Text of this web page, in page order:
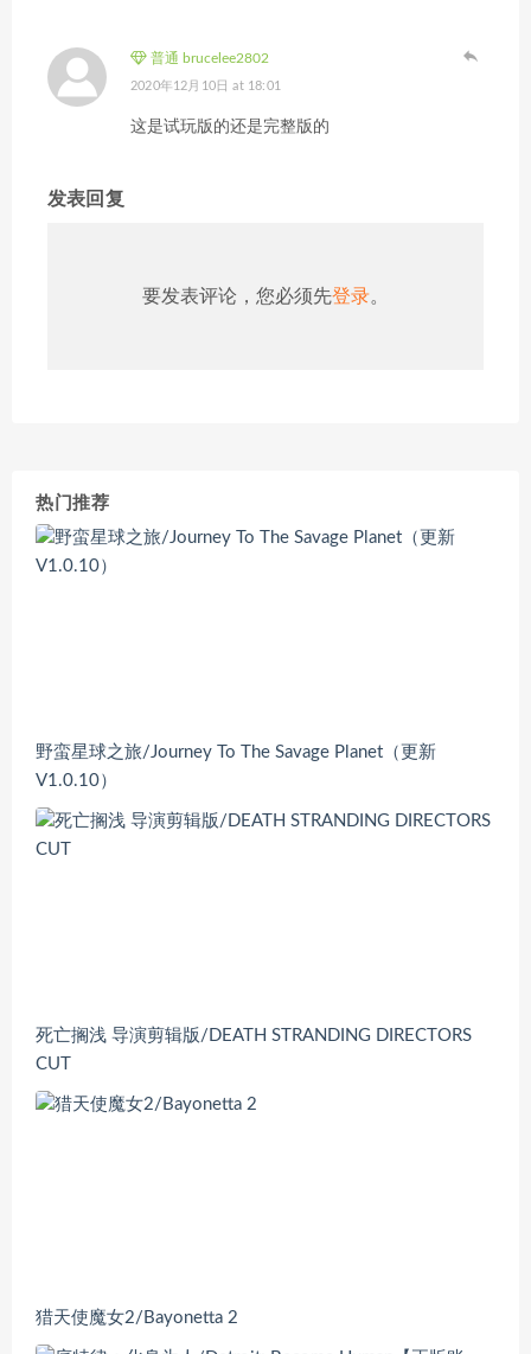
普通 brucelee2802
2020年12月10日 at 18:01
这是试玩版的还是完整版的
发表回复
要发表评论，您必须先登录。
热门推荐
野蛮星球之旅/Journey To The Savage Planet（更新
V1.0.10）
死亡搁浅 导演剪辑版/DEATH STRANDING DIRECTORS
CUT
猎天使魔女2/Bayonetta 2